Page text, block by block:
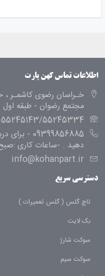
اطلاعات تماس کهن پارت
مجتمع رضوان - طبقه اول - واحد 106
55245143/55245334
دهید . -ساعات کاری
info@kohanpart.ir
دسترسی سریع
تاچ گلس ( گلس تعمیرات )
بک لایت
سوکت شارژ
سوکت سیم